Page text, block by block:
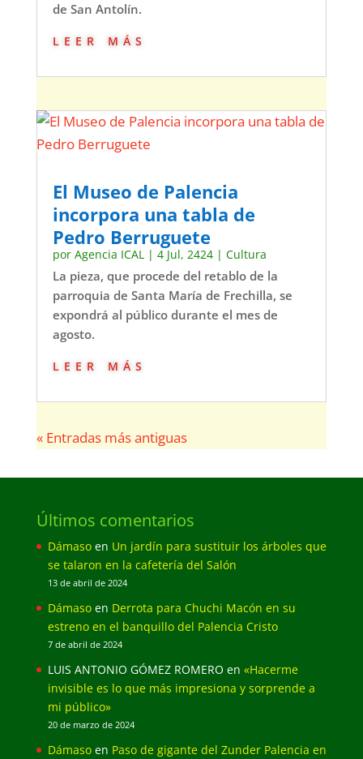
de San Antolín.
leer más
El Museo de Palencia
incorpora una tabla de
Pedro Berruguete
por Agencia ICAL| 4 Jul, 2424| Cultura
La pieza, que procede del retablo de la
parroquia de Santa María de Frechilla, se
expondrá al público durante el mes de
agosto.
leer más
« Entradas más antiguas
Últimos comentarios
Dámasoen Un jardín para sustituir los árboles que
se talaron en la cafetería del Salón
13 de abril de 2024
Dámasoen Derrota para Chuchi Macón en su
estreno en el banquillo del Palencia Cristo
7 de abril de 2024
LUIS ANTONIO GÓMEZ ROMERO en «Hacerme
invisible es lo que más impresiona y sorprende a
mi público»
20 de marzo de 2024
Dámasoen Paso de gigante del Zunder Palencia en